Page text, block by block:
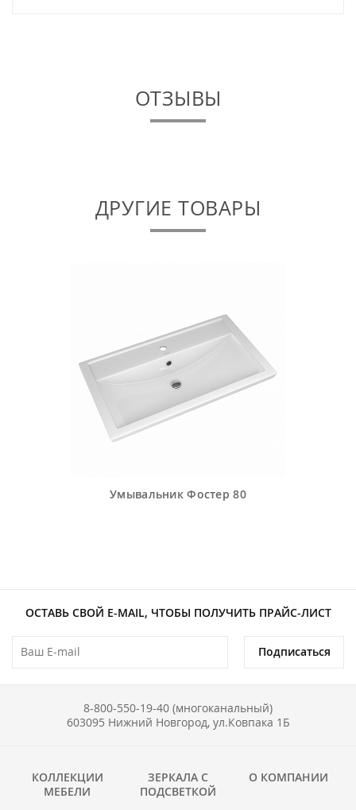
ОТЗЫВЫ
ДРУГИЕ ТОВАРЫ
Умывальник Фостер 80
ОСТАВЬ СВОЙ E-MAIL, ЧТОБЫ ПОЛУЧИТЬ ПРАЙС-ЛИСТ
Подписаться
8-800-550-19-40 (многоканальный)
603095 Нижний Новгород, ул.Ковпака 1Б
КОЛЛЕКЦИИ
МЕБЕЛИ
ЗЕРКАЛА С
ПОДСВЕТКОЙ
О КОМПАНИИ